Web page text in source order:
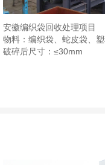
安徽编织袋回收处理项目
物料： 编织袋、蛇皮袋、
破碎后尺寸： ≤30mm